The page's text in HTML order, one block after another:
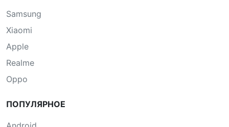
Samsung
Xiaomi
Apple
Realme
Oppo
ПОПУЛЯРНОЕ